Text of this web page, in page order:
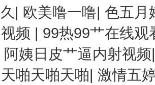
久 | 欧美噜一噜|色五月
视频 | 99热99艹在线观
阿姨日皮艹逼内射视频|
天啪天啪天啪| 激情五